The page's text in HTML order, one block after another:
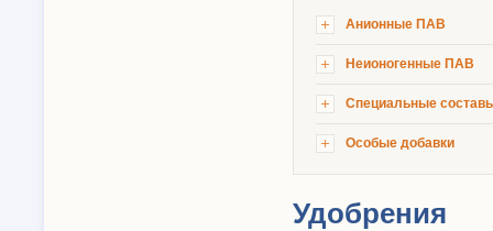
Анионные ПАВ
Неионогенные ПАВ
Специальные
Особые добавки
Удобрения